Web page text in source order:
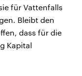
für Vattenfalls
Bleibt den
dass für die
Kapital